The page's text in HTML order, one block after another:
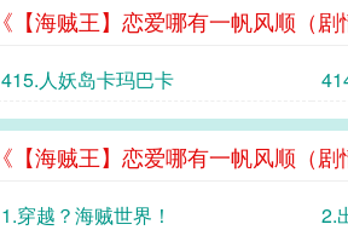
《【海贼王】恋爱哪有一帆风顺（
415.人妖岛卡玛巴卡
《【海贼王】恋爱哪有一帆风顺（
1.穿越？海贼世界！ 2.